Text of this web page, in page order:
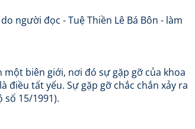
người đọc - Tuệ Thiền Lê Bá Bôn - làm
một biên giới, nơi đó sự gặp gỡ của khoa
tất yếu. Sự gặp gỡ chắc chắn xảy ra
số 15/1991).